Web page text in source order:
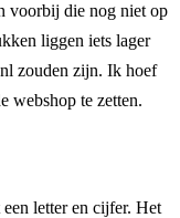
voorbij die nog niet op
liggen iets lager
zouden zijn. Ik hoef
webshop te zetten.
letter en cijfer. Het